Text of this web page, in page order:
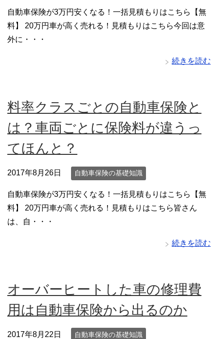
自動車保険が3万円安くなる！一括見積もりはこちら【無
料】 20万円車が高く売れる！見積もりはこちら今回は意
外に・・・
続きを読む
料率クラスごとの自動車保険と
は？車両ごとに保険料が違うっ
てほんと？
2017年8月26日 自動車保険の基礎知識
自動車保険が3万円安くなる！一括見積もりはこちら【無
料】 20万円車が高く売れる！見積もりはこちら皆さん
は、自・・・
続きを読む
オーバーヒートした車の修理費
用は自動車保険から出るのか
2017年8月22日 自動車保険の基礎知識